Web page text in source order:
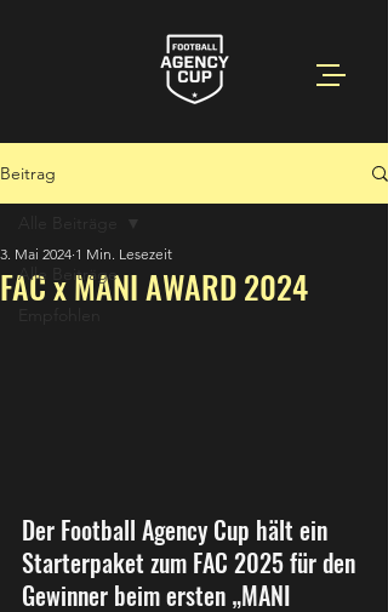
Beitrag
Alle Beiträge
FAC x MANI AWARD 2024
3. Mai 2024 1 Min. Lesezeit
Der Football Agency Cup hält ein
Starterpaket zum FAC 2025 für den
Gewinner beim ersten „MANI